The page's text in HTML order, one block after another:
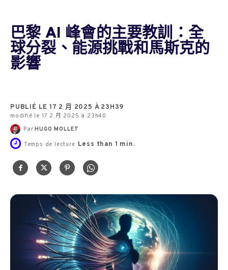
巴黎 AI 峰會的主要教訓：全
球分裂、能源挑戰和馬斯克的
影響
PUBLIÉ LE 17 2 月 2025 À 23H39
modifié le 17 2 月 2025 à 23h40
Par HUGO MOLLET
Temps de lecture Less than 1 min.